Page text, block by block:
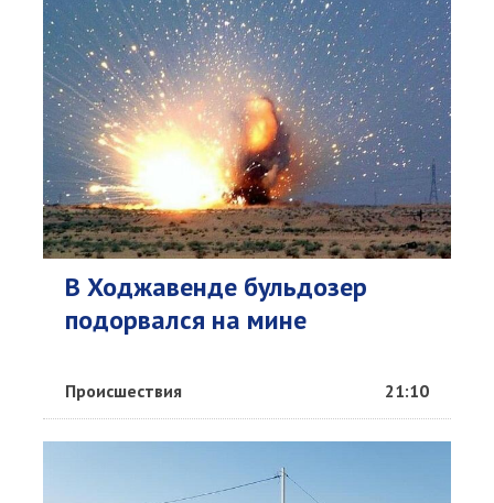
В Ходжавенде бульдозер
подорвался на мине
Происшествия 21:10